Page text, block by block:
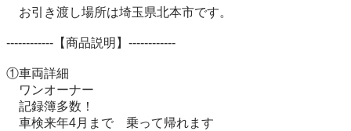
お引き渡し場所は埼玉県北本市です。
------------【商品説明】------------
①車両詳細
ワンオーナー
記録簿多数！
車検来年4月まで　乗って帰れます